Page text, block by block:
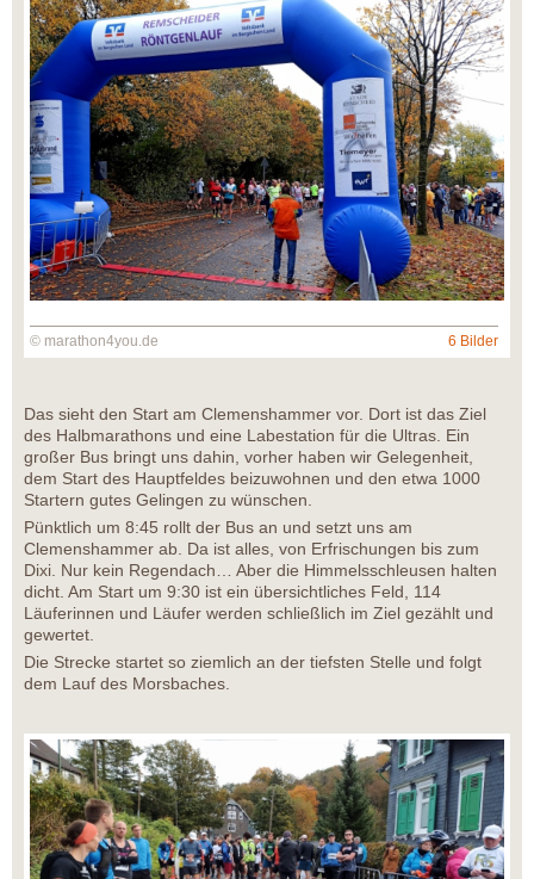
© marathon4you.de 6 Bilder
Das sieht den Start am Clemenshammer vor. Dort ist das Ziel
des Halbmarathons und eine Labestation für die Ultras. Ein
großer Bus bringt uns dahin, vorher haben wir Gelegenheit,
dem Start des Hauptfeldes beizuwohnen und den etwa 1000
Startern gutes Gelingen zu wünschen.
Pünktlich um 8:45 rollt der Bus an und setzt uns am
Clemenshammer ab. Da ist alles, von Erfrischungen bis zum
Dixi. Nur kein Regendach… Aber die Himmelsschleusen halten
dicht. Am Start um 9:30 ist ein übersichtliches Feld, 114
Läuferinnen und Läufer werden schließlich im Ziel gezählt und
gewertet.
Die Strecke startet so ziemlich an der tiefsten Stelle und folgt
dem Lauf des Morsbaches.